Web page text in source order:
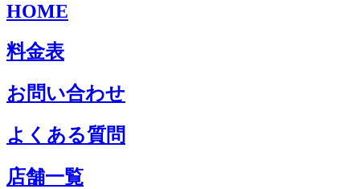
HOME
料金表
お問い合わせ
よくある質問
店舗一覧